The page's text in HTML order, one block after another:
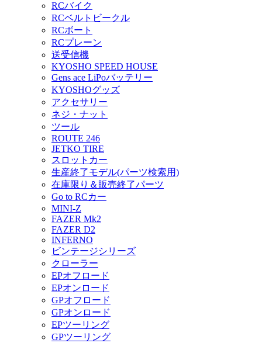
RCバイク
RCベルトビークル
RCボート
RCプレーン
送受信機
KYOSHO SPEED HOUSE
Gens ace LiPoバッテリー
KYOSHOグッズ
アクセサリー
ネジ・ナット
ツール
ROUTE 246
JETKO TIRE
スロットカー
生産終了モデル(パーツ検索用)
在庫限り＆販売終了パーツ
Go to RCカー
MINI-Z
FAZER Mk2
FAZER D2
INFERNO
ビンテージシリーズ
クローラー
EPオフロード
EPオンロード
GPオフロード
GPオンロード
EPツーリング
GPツーリング